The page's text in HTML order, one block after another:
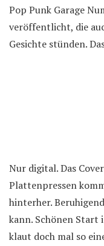
Pop Punk Garage
veröffentlicht, die
Gesichte stünden.
Nur digital. Das
Plattenpressen
hinterher.
kann. Schönen Start
klaut doch mal so